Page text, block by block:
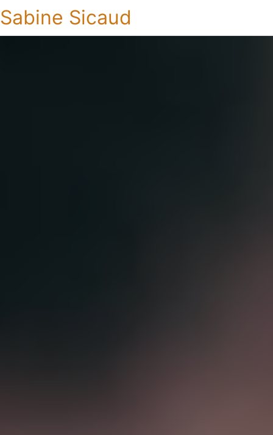
Sabine Sicaud